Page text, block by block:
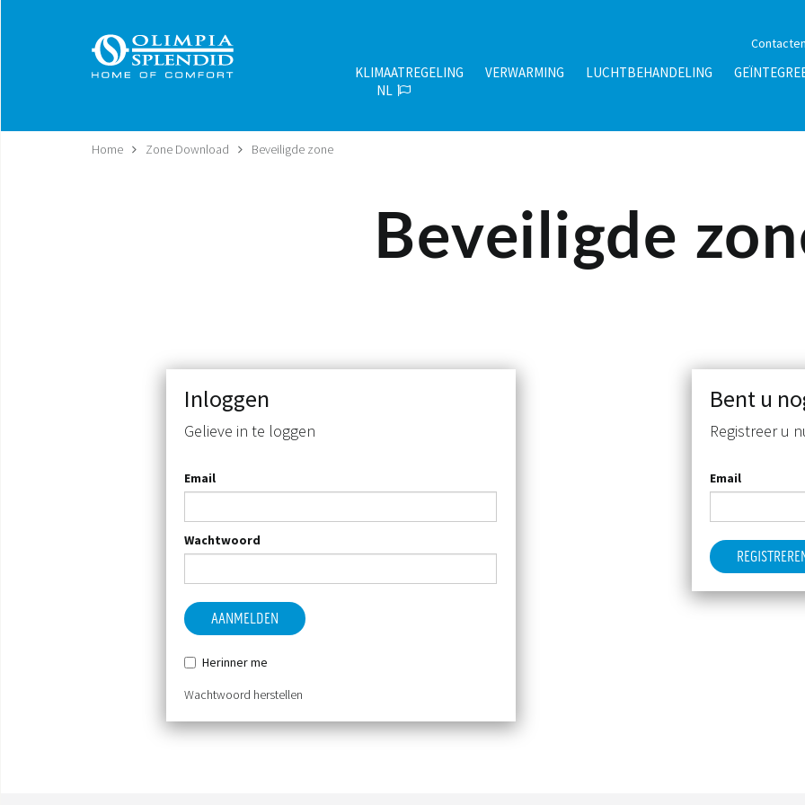
KLIMAATREGELING VERWARMING LUCHTBEHANDELING
NL
Home Zone Download Beveiligde zone
Beveiligde
Inloggen
Gelieve in te loggen
Email
Wachtwoord
AANMELDEN
Herinner me
Wachtwoord herstellen
Bent u
Registreer u
Email